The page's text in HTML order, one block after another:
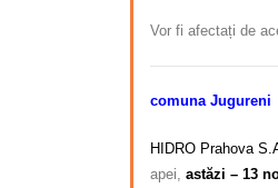
Vor fi afectați de
comuna Jugureni
HIDRO Prahova
apei, astăzi – 13